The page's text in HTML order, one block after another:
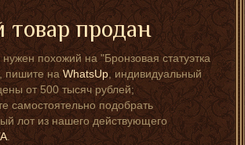
продан
похожий на "Бронзовая статуэтка
пишите наWhatsUp, индивидуальный
от 500 тысяч рублей;
самостоятельно подобрать
лот из нашего действующего